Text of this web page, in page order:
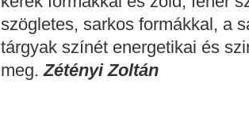
szögletes, sarkos formákkal, a
tárgyak színét energetikai és
meg.Zétényi Zoltán